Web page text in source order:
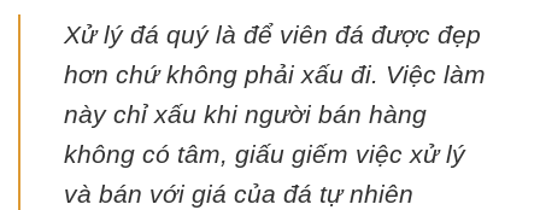
Xử lý đá quý là để viên đá được đẹp
hơn chứ không phải xấu đi. Việc làm
này chỉ xấu khi người bán hàng
không có tâm, giấu giếm việc xử lý
và bán với giá của đá tự nhiên